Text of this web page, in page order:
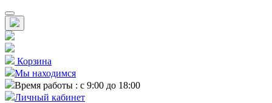
Корзина
Мы находимся
Время работы : с 9:00 до 18:00
Личный кабинет